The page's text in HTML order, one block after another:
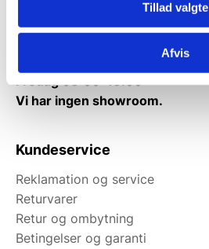
Tillad valgte
Afvis
Fredag: Telefonlukket.
man-torsdag fra 08:00-16:00.
Fredag 08:00-13.00
Vi har ingen showroom.
Kundeservice
Reklamation og service
Returvarer
Retur og ombytning
Betingelser og garanti